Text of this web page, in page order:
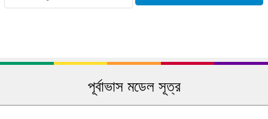
পূর্বাভাস মডেল সূত্র